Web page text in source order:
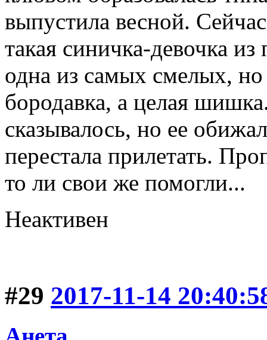
выпустила весной.
такая синичка-девочка
одна из самых смелых,
бородавка, а целая
сказывалось, но ее
перестала прилетать.
то ли свои же помогли...
Неактивен
#29 2017-11-14